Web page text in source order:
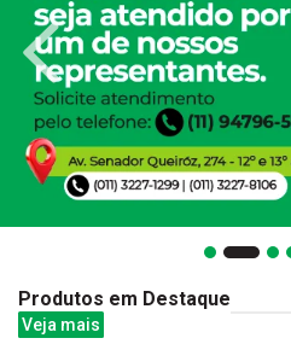
Produtos em Destaque
Veja mais